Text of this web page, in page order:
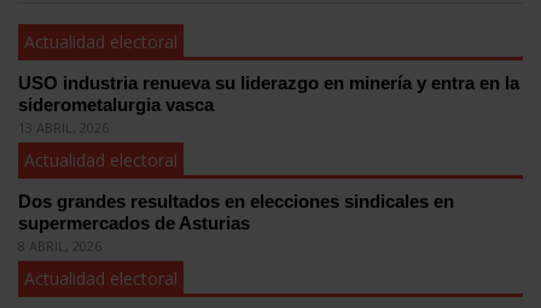
Actualidad electoral
USO industria renueva su liderazgo en minería y entra en la
siderometalurgia vasca
13 ABRIL, 2026
Actualidad electoral
Dos grandes resultados en elecciones sindicales en
supermercados de Asturias
8 ABRIL, 2026
Actualidad electoral